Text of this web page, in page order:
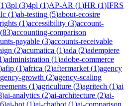
1)3pl (3)4pl (1)AP-AR (1)HR (1)IFRS
(1)ab-testing (5)about-ecosire
(1)accessibility (3)account-
(83)accounting-comparison
payable (3)accounts-receivable
(2)acumatica (1)ada (2)adempiere
)administration (1)adobe-commerce
)afip (1)africa (2)aftermarket (1)agency
growth (2)agency-scaling
(1)agriculture (3)agritech (1)ai
)ai-analytics (2)ai-architecture (2)ai-
6)ai-bot (1)ai-chatbot (1)ai-comparison